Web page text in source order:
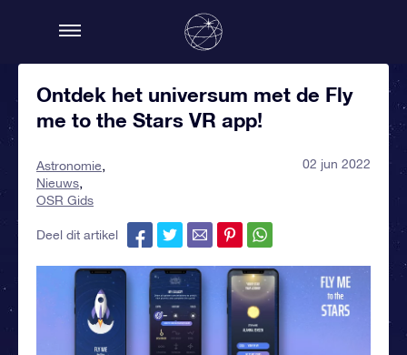
Ontdek het universum met de Fly
me to the Stars VR app!
Astronomie
Nieuws
OSR Gids
02 jun 2022
Deel dit artikel